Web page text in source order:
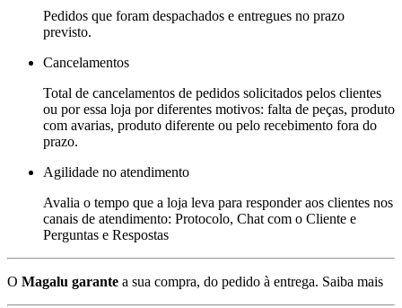
Pedidos que foram despachados e entregues no prazo
previsto.
Cancelamentos
Total de cancelamentos de pedidos solicitados pelos clientes
ou por essa loja por diferentes motivos: falta de peças, produto
com avarias, produto diferente ou pelo recebimento fora do
prazo.
Agilidade no atendimento
Avalia o tempo que a loja leva para responder aos clientes nos
canais de atendimento: Protocolo, Chat com o Cliente e
Perguntas e Respostas
O Magalu garante a sua compra, do pedido à entrega. Saiba mais